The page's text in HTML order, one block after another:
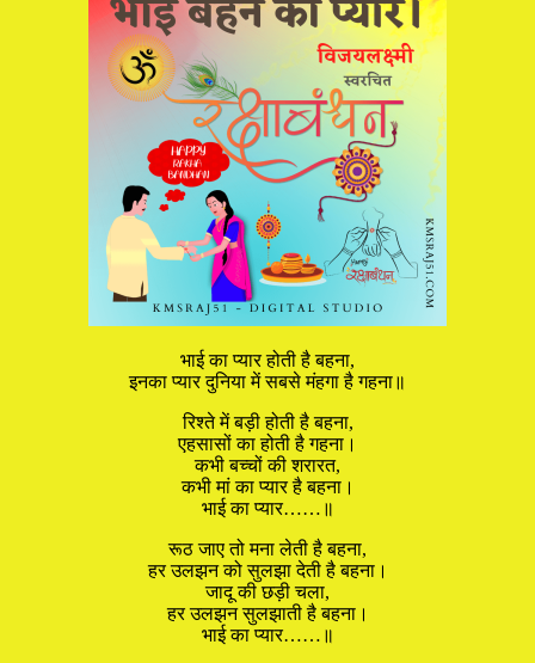
भाई का प्यार होती है बहना,
इनका प्यार दुनिया में सबसे मंहगा है गहना॥
रिश्ते में बड़ी होती है बहना,
एहसासों का होती है गहना।
कभी बच्चों की शरारत,
कभी मां का प्यार है बहना।
भाई का प्यार……॥
रूठ जाए तो मना लेती है बहना,
हर उलझन को सुलझा देती है बहना।
जादू की छड़ी चला,
हर उलझन सुलझाती है बहना।
भाई का प्यार……॥